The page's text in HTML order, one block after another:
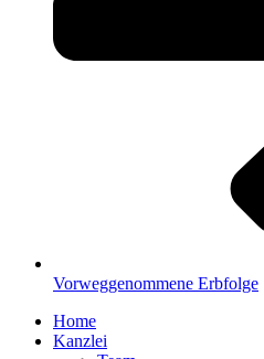
Vorweggenommene Erbfolge
Home
Kanzlei